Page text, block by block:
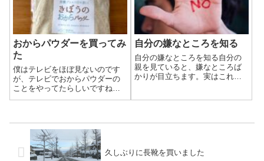
す。冬で天気が悪く...
おからパウダーを買ってみ
た
僕はテレビをほぼ見ないのです
が、テレビでおからパウダーの
ことをやってたらしいですね。
売り切れているお店もあり、よ
自分の嫌なところを知る
自分の嫌なところを知る自分の
親を見ていると、嫌なところば
かりが目立ちます。実はこれら
られないだらしない毎日お酒を
久しぶりに長靴を買いました